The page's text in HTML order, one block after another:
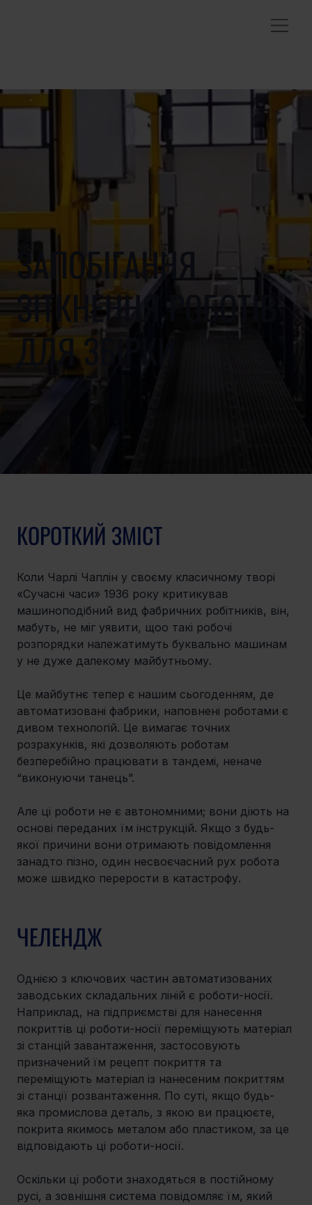
ЗАПОБІГАННЯ
ЗІТКНЕННЯ РОБОТІВ
ДЛЯ ЗБІРКИ
КОРОТКИЙ ЗМІСТ
Коли Чарлі Чаплін у своєму класичному творі
«Сучасні часи» 1936 року критикував
машиноподібний вид фабричних робітників, він,
мабуть, не міг уявити, щоо такі робочі
розпорядки належатимуть буквально машинам
у не дуже далекому майбутньому.
Це майбутнє тепер є нашим сьогоденням, де
автоматизовані фабрики, наповнені роботами є
дивом технологій. Це вимагає точних
розрахунків, які дозволяють роботам
безперебійно працювати в тандемі, неначе
“виконуючи танець”.
Але ці роботи не є автономними; вони діють на
основі переданих їм інструкцій. Якщо з будь-
якої причини вони отримають повідомлення
занадто пізно, один несвоєчасний рух робота
може швидко перерости в катастрофу.
ЧЕЛЕНДЖ
Однією з ключових частин автоматизованих
заводських складальних ліній є роботи-носії.
Наприклад, на підприємстві для нанесення
покриттів ці роботи-носії переміщують матеріал
зі станцій завантаження, застосовують
призначений їм рецепт покриття та
переміщують матеріал із нанесеним покриттям
зі станції розвантаження. По суті, якщо будь-
яка промислова деталь, з якою ви працюєте,
покрита якимось металом або пластиком, за це
відповідають ці роботи-носії.
Оскільки ці роботи знаходяться в постійному
русі, а зовнішня система повідомляє їм, який